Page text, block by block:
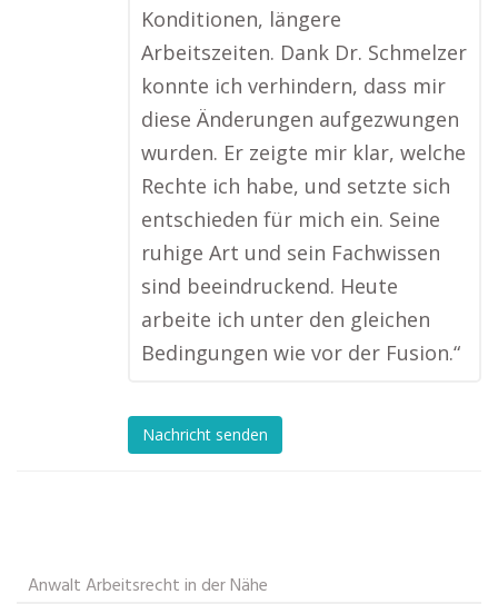
Konditionen, längere
Arbeitszeiten. Dank Dr. Schmelzer
konnte ich verhindern, dass mir
diese Änderungen aufgezwungen
wurden. Er zeigte mir klar, welche
Rechte ich habe, und setzte sich
entschieden für mich ein. Seine
ruhige Art und sein Fachwissen
sind beeindruckend. Heute
arbeite ich unter den gleichen
Bedingungen wie vor der Fusion.“
Nachricht senden
Anwalt Arbeitsrecht in der Nähe